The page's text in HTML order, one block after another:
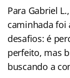
Para Gabriel
caminhada foi
desafios: é
perfeito, mas
buscando a